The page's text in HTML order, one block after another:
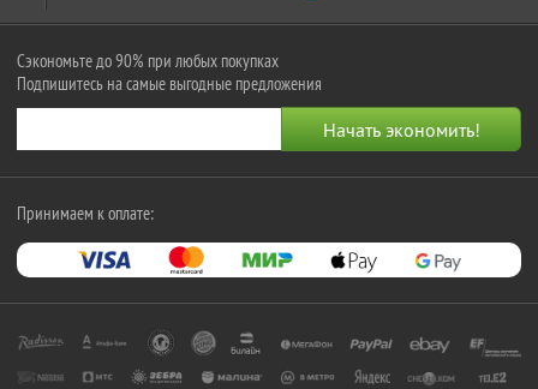
Сэкономьте до 90% при любых покупках
Подпишитесь на самые выгодные предложения
Принимаем к оплате: